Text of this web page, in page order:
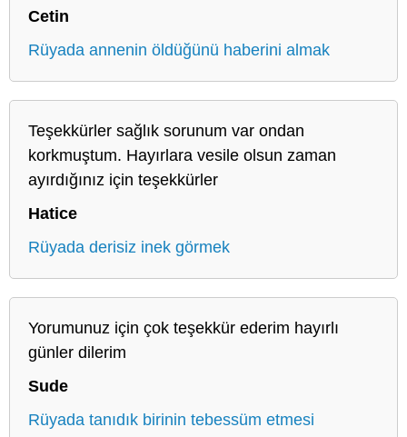
Cetin
Rüyada annenin öldüğünü haberini almak
Teşekkürler sağlık sorunum var ondan
korkmuştum. Hayırlara vesile olsun zaman
ayırdığınız için teşekkürler
Hatice
Rüyada derisiz inek görmek
Yorumunuz için çok teşekkür ederim hayırlı
günler dilerim
Sude
Rüyada tanıdık birinin tebessüm etmesi